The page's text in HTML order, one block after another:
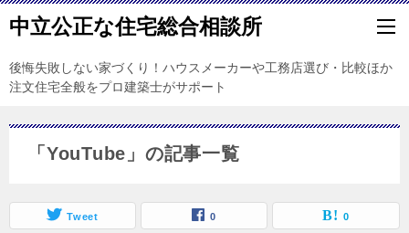
中立公正な住宅総合相談所
後悔失敗しない家づくり！ハウスメーカーや工務店選び・比較ほか
注文住宅全般をプロ建築士がサポート
「YouTube」の記事一覧
Tweet 0 0